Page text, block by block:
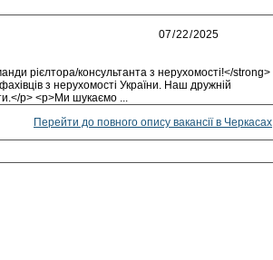
рієлтора/консультанта з нерухомості!</strong>
з нерухомості України. Наш дружній
p> <p>Ми шукаємо ...
Перейти до повного опису вакансії в Черкасах